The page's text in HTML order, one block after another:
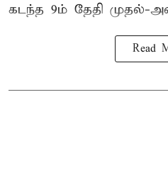
கடந்த 9ம் தேதி முதல்-
Read